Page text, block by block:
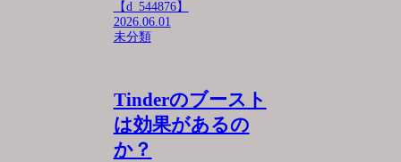
【d_544876】
2026.06.01
未分類
Tinderのブースト
は効果があるの
か？